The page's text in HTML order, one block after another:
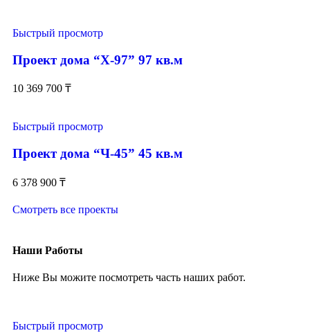
Быстрый просмотр
Проект дома “Х-97” 97 кв.м
10 369 700 ₸
Быстрый просмотр
Проект дома “Ч-45” 45 кв.м
6 378 900 ₸
Смотреть все проекты
Наши Работы
Ниже Вы можите посмотреть часть наших работ.
Быстрый просмотр